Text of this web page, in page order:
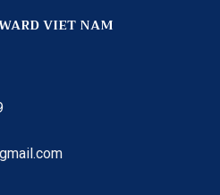
VIET NAM